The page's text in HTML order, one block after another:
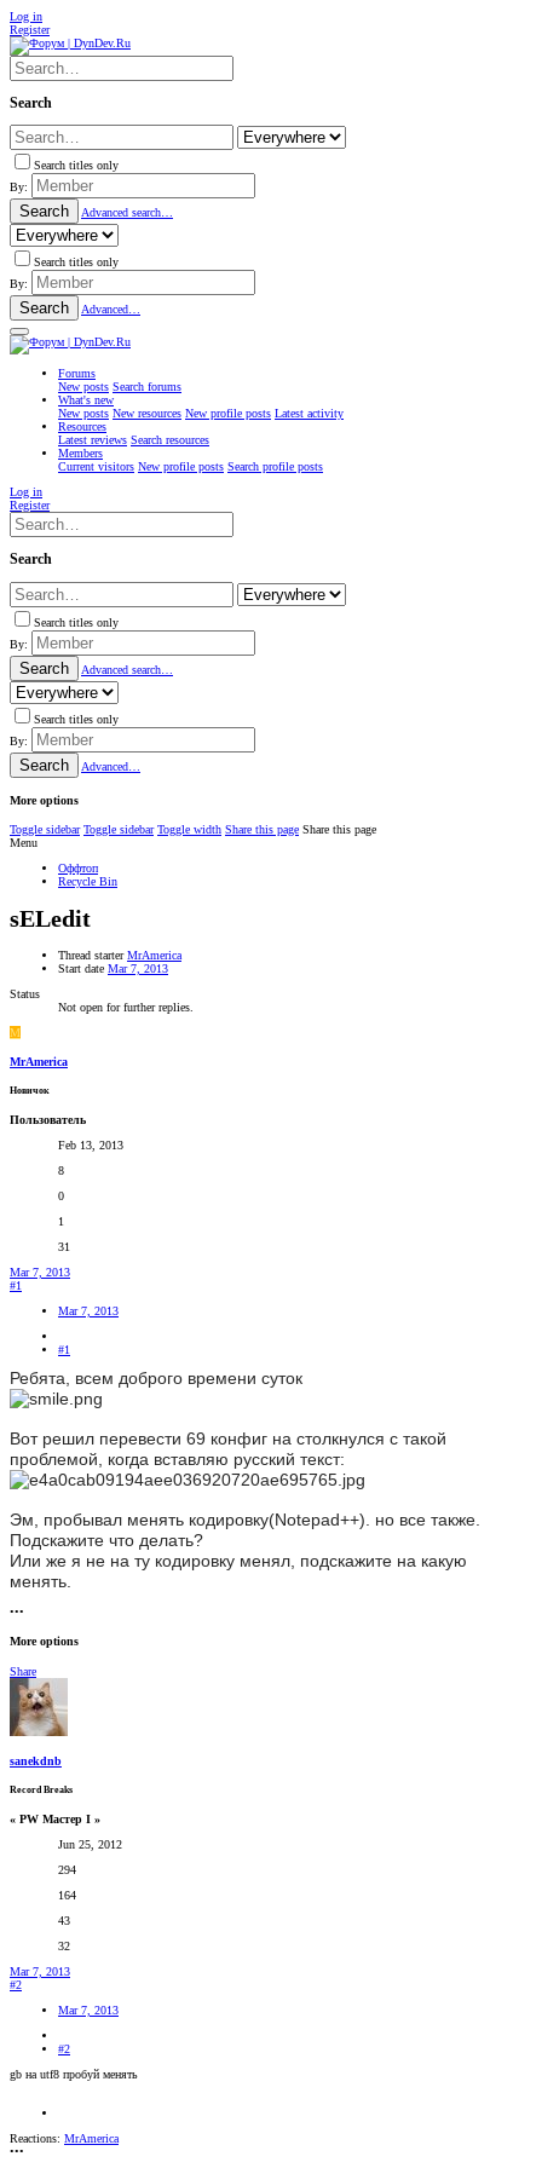
Log in
Register
Search
Search titles only
By:
Search Advanced search…
Search titles only
By:
Search Advanced…
Forums
New posts Search forums
What's new
New posts New resources New profile posts Latest activity
Resources
Latest reviews Search resources
Members
Current visitors New profile posts Search profile posts
Log in
Register
Search
Search titles only
By:
Search Advanced search…
Search titles only
By:
Search Advanced…
More options
Toggle sidebar Toggle sidebar Toggle width Share this page Share this page
Menu
Оффтоп
Recycle Bin
sELedit
Thread starter MrAmerica
Start date Mar 7, 2013
Status
Not open for further replies.
M
MrAmerica
Новичок
Пользователь
Feb 13, 2013
8
0
1
31
Mar 7, 2013
#1
Mar 7, 2013
#1
Ребята, всем доброго времени суток
Вот решил перевести 69 конфиг на столкнулся с такой
проблемой, когда вставляю русский текст:
Эм, пробывал менять кодировку(Notepad++). но все также.
Подскажите что делать?
Или же я не на ту кодировку менял, подскажите на какую
менять.
•••
More options
Share
sanekdnb
Record Breaks
« PW Мастер I »
Jun 25, 2012
294
164
43
32
Mar 7, 2013
#2
Mar 7, 2013
#2
gb на utf8 пробуй менять
Reactions: MrAmerica
•••